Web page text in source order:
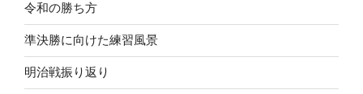
令和の勝ち方
準決勝に向けた練習風景
明治戦振り返り